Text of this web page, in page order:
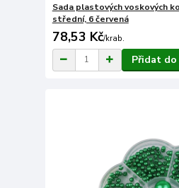
Sada plastových voskových
střední, 6 červená
78,53 Kč/krab.
Přidat do